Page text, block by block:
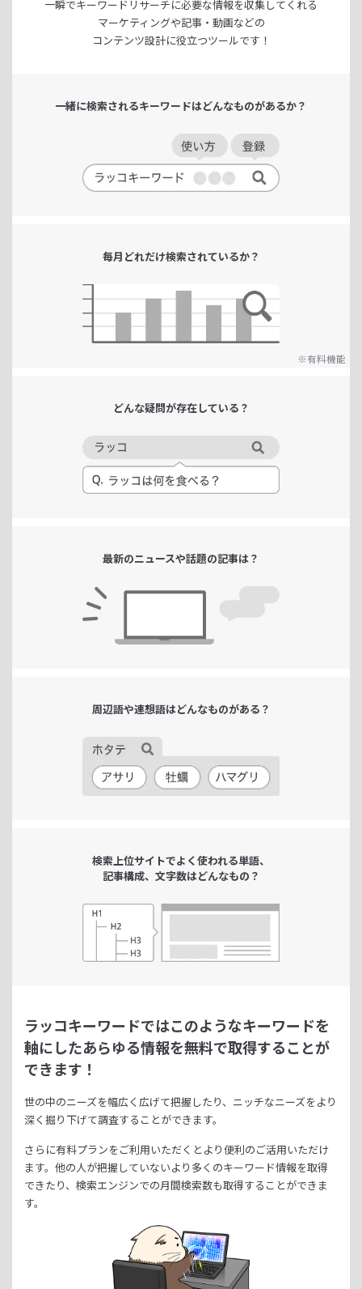
一瞬でキーワードリサーチに必要な情報を収集してくれる
マーケティングや記事・動画などの
コンテンツ設計に役立つツールです！
一緒に検索されるキーワードはどんなものがあるか？
毎月どれだけ検索されているか？
※有料機能
どんな疑問が存在している？
最新のニュースや話題の記事は？
周辺語や連想語はどんなものがある？
検索上位サイトでよく使われる単語、
記事構成、文字数はどんなもの？
ラッコキーワードではこのようなキーワードを
軸にしたあらゆる情報を無料で取得することが
できます！
世の中のニーズを幅広く広げて把握したり、 ニッチなニーズをより
深く掘り下げて調査することができます。
さらに有料プランをご利用いただくとより便利のご活用いただけ
ます。 他の人が把握していないより多くのキーワード情報を取得
できたり、 検索エンジンでの月間検索数も取得することができま
す。